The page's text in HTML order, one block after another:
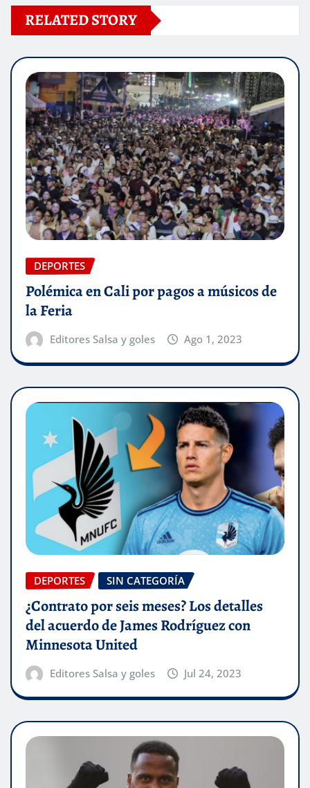
RELATED STORY
DEPORTES
Polémica en Cali por pagos a músicos de
la Feria
Editores Salsa y goles Ago 1, 2023
DEPORTES SIN CATEGORÍA
¿Contrato por seis meses? Los detalles
del acuerdo de James Rodríguez con
Minnesota United
Editores Salsa y goles Jul 24, 2023